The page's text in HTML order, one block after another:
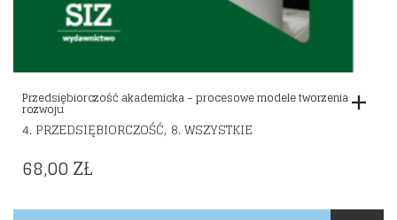
Przedsiębiorczość akademicka – procesowe modele tworzenia
rozwoju
4. PRZEDSIĘBIORCZOŚĆ, 8. WSZYSTKIE
68,00ZŁ